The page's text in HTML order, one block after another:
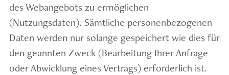
des Webangebots zu ermöglichen
(Nutzungsdaten). Sämtliche personenbezogenen
Daten werden nur solange gespeichert wie dies für
den geannten Zweck (Bearbeitung Ihrer Anfrage
oder Abwicklung eines Vertrags) erforderlich ist.